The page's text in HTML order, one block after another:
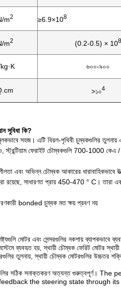
m2 ≥6.9×108
m2 (0.2-0.5) × 108
৬০০-৯০০
>১০4
সুবিধা কি?
সহজ। এটি বিরল-পৃথিবী চুম্বকগুলির
স্ট্রন্টিয়াম ফেরাইট চৌম্বকগুলি 700-1000 কেএ
এবং অভিন্ন চৌম্বক আকারের ধারাবাহিকভাবে
রয়েছে, সাধারণত প্রায় 450-470 ° C। তারা
bonded চুম্বক মত ক্ষয় প্রবণ নয়
মোটর এবং সেন্সরগুলির নকশায় ব্যাপকভাবে
ব্যবহৃত হয়, স্থায়ী চৌম্বক ফেরিট মোটর
তুলনায়, স্থায়ী চৌম্বক মোটরগুলির
সঠিক সনাক্তকরণ অত্যন্ত
the steering state through